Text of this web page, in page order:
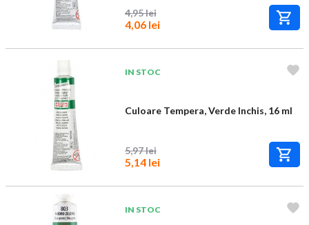
4,95 lei
4,06 lei
IN STOC
Culoare Tempera, Verde Inchis, 16 ml
5,97 lei
5,14 lei
IN STOC